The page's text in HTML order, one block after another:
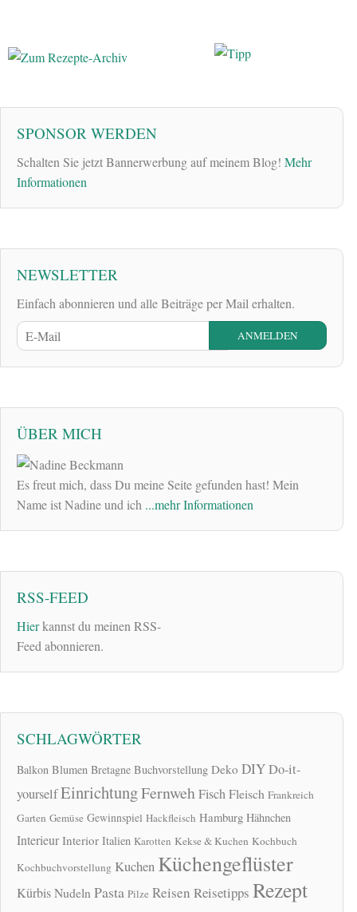
SPONSOR WERDEN
Schalten Sie jetzt Bannerwerbung auf meinem Blog! Mehr
Informationen
NEWSLETTER
Einfach abonnieren und alle Beiträge per Mail erhalten.
ÜBER MICH
Es freut mich, dass Du meine Seite gefunden hast! Mein
Name ist Nadine und ich ...mehr Informationen
RSS-FEED
Hierkannst du meinen RSS-
Feed abonnieren.
SCHLAGWÖRTER
Balkon Blumen Bretagne Buchvorstellung Deko DIYDo-it-
yourselfEinrichtungFernwehFischFleisch Frankreich
Garten Gemüse Gewinnspiel Hackfleisch Hamburg Hähnchen
Interieur Interior Italien Karotten Kekse & Kuchen Kochbuch
Kochbuchvorstellung Kuchen Küchengeflüster
KürbisNudeln Pasta Pilze Reisen Reisetipps Rezept